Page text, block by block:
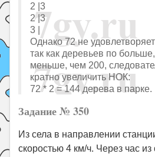
2 |3
2 |3
3 |
Однако 72 не
так как деревьев по
меньше, чем 200,
кратно увеличить НОК:
72 * 2 = 144 дерева в парке.
Задание № 350
Из села в направлении
скоростью 4 км/ч. Через час из